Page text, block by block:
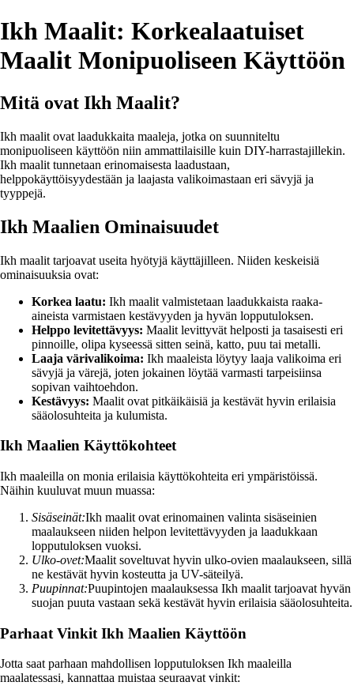
Ikh Maalit: Korkealaatuiset
Maalit Monipuoliseen Käyttöön
Mitä ovat Ikh Maalit?
Ikh maalit ovat laadukkaita maaleja, jotka on suunniteltu
monipuoliseen käyttöön niin ammattilaisille kuin DIY-harrastajillekin.
Ikh maalit tunnetaan erinomaisesta laadustaan,
helppokäyttöisyydestään ja laajasta valikoimastaan eri sävyjä ja
tyyppejä.
Ikh Maalien Ominaisuudet
Ikh maalit tarjoavat useita hyötyjä käyttäjilleen. Niiden keskeisiä
ominaisuuksia ovat:
Korkea laatu: Ikh maalit valmistetaan laadukkaista raaka-
aineista varmistaen kestävyyden ja hyvän lopputuloksen.
Helppo levitettävyys: Maalit levittyvät helposti ja tasaisesti eri
pinnoille, olipa kyseessä sitten seinä, katto, puu tai metalli.
Laaja värivalikoima: Ikh maaleista löytyy laaja valikoima eri
sävyjä ja värejä, joten jokainen löytää varmasti tarpeisiinsa
sopivan vaihtoehdon.
Kestävyys: Maalit ovat pitkäikäisiä ja kestävät hyvin erilaisia
sääolosuhteita ja kulumista.
Ikh Maalien Käyttökohteet
Ikh maaleilla on monia erilaisia käyttökohteita eri ympäristöissä.
Näihin kuuluvat muun muassa:
Sisäseinät:Ikh maalit ovat erinomainen valinta sisäseinien
maalaukseen niiden helpon levitettävyyden ja laadukkaan
lopputuloksen vuoksi.
Ulko-ovet:Maalit soveltuvat hyvin ulko-ovien maalaukseen, sillä
ne kestävät hyvin kosteutta ja UV-säteilyä.
Puupinnat:Puupintojen maalauksessa Ikh maalit tarjoavat hyvän
suojan puuta vastaan sekä kestävät hyvin erilaisia sääolosuhteita.
Parhaat Vinkit Ikh Maalien Käyttöön
Jotta saat parhaan mahdollisen lopputuloksen Ikh maaleilla
maalatessasi, kannattaa muistaa seuraavat vinkit: